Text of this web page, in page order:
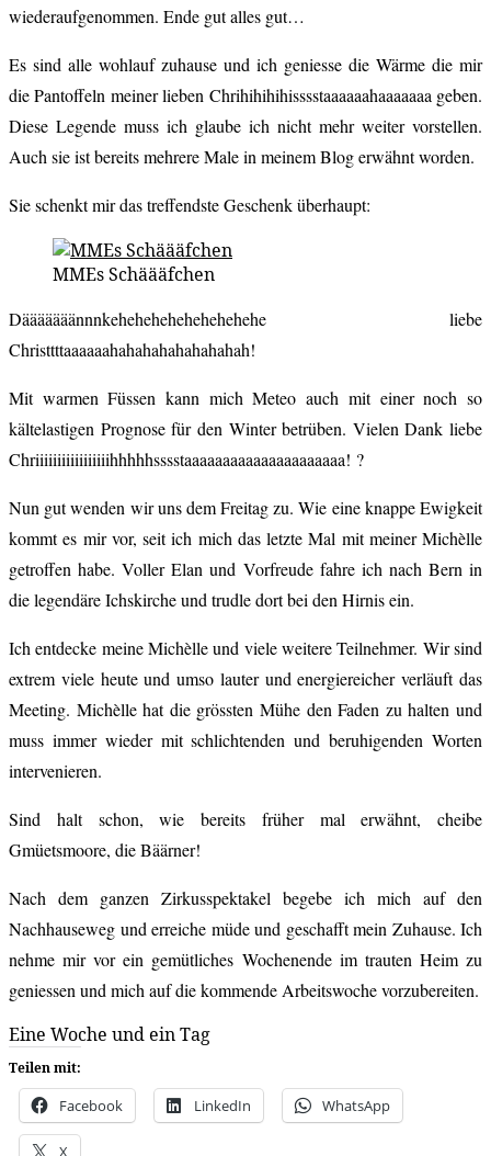
wiederaufgenommen. Ende gut alles gut…
Es sind alle wohlauf zuhause und ich geniesse die Wärme die mir
die Pantoffeln meiner lieben Chrihihihihisssstaaaaaahaaaaaaa geben.
Diese Legende muss ich glaube ich nicht mehr weiter vorstellen.
Auch sie ist bereits mehrere Male in meinem Blog erwähnt worden.
Sie schenkt mir das treffendste Geschenk überhaupt:
MMEs Schäääfchen
Dääääääännnkehehehehehehehehehe liebe
Christtttaaaaaahahahahahahahahah!
Mit warmen Füssen kann mich Meteo auch mit einer noch so
kältelastigen Prognose für den Winter betrüben. Vielen Dank liebe
Chriiiiiiiiiiiiiiiiihhhhhsssstaaaaaaaaaaaaaaaaaaaaa! ?
Nun gut wenden wir uns dem Freitag zu. Wie eine knappe Ewigkeit
kommt es mir vor, seit ich mich das letzte Mal mit meiner Michèlle
getroffen habe. Voller Elan und Vorfreude fahre ich nach Bern in
die legendäre Ichskirche und trudle dort bei den Hirnis ein.
Ich entdecke meine Michèlle und viele weitere Teilnehmer. Wir sind
extrem viele heute und umso lauter und energiereicher verläuft das
Meeting. Michèlle hat die grössten Mühe den Faden zu halten und
muss immer wieder mit schlichtenden und beruhigenden Worten
intervenieren.
Sind halt schon, wie bereits früher mal erwähnt, cheibe
Gmüetsmoore, die Bäärner!
Nach dem ganzen Zirkusspektakel begebe ich mich auf den
Nachhauseweg und erreiche müde und geschafft mein Zuhause. Ich
nehme mir vor ein gemütliches Wochenende im trauten Heim zu
geniessen und mich auf die kommende Arbeitswoche vorzubereiten.
Eine Woche und ein Tag
Teilen mit:
Facebook LinkedIn WhatsApp
X